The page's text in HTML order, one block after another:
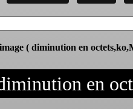
( diminution en
en